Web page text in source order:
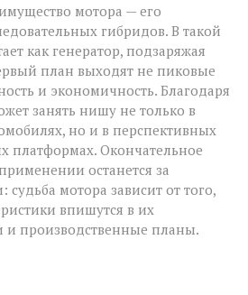
мотора — его
гибридов. В такой
как генератор, подзаряжая
план выходят не пиковые
и экономичность. Благодаря
занять нишу не только в
но и в перспективных
платформах. Окончательное
останется за
мотора зависит от того,
впишутся в их
и производственные планы.